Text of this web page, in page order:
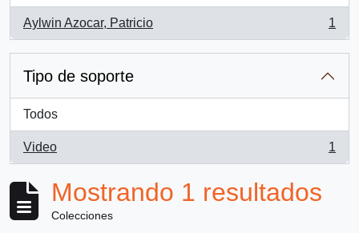
Aylwin Azocar, Patricio
, 1 resultados
1
Tipo de soporte
Todos
Video
, 1 resultados
1
Mostrando 1 resultados
Colecciones